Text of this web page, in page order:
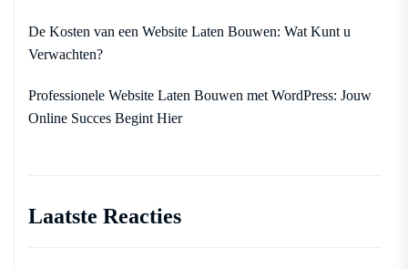
De Kosten van een Website Laten Bouwen: Wat Kunt u
Verwachten?
Professionele Website Laten Bouwen met WordPress: Jouw
Online Succes Begint Hier
Laatste Reacties